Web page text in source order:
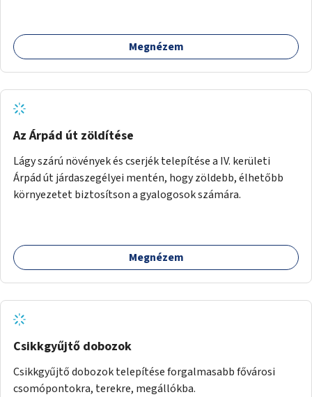
Megnézem
Az Árpád út zöldítése
Lágy szárú növények és cserjék telepítése a IV. kerületi
Árpád út járdaszegélyei mentén, hogy zöldebb, élhetőbb
környezetet biztosítson a gyalogosok számára.
Megnézem
Csikkgyűjtő dobozok
Csikkgyűjtő dobozok telepítése forgalmasabb fővárosi
csomópontokra, terekre, megállókba.